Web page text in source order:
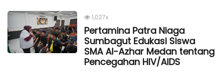
1,027x
Pertamina Patra Niaga
Sumbagut Edukasi Siswa
SMA Al-Azhar Medan tentang
Pencegahan HIV/AIDS